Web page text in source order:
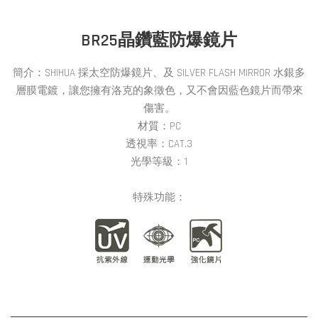
BR25晶鑽藍防爆鏡片
簡介： SHIHUA 採太空防爆鏡片、及 SILVER FLASH MIRROR 水銀多
層膜電鍍，讓您擁有洛克的象徵色，又不會因藍色鏡片而帶來
傷害。
材質：PC
透視率：CAT.3
光學等級：1
特殊功能：